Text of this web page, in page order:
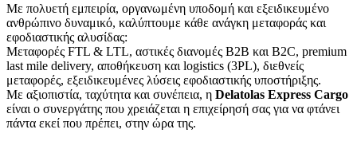
Με πολυετή εμπειρία, οργανωμένη υποδομή και εξειδικευμένο
ανθρώπινο δυναμικό, καλύπτουμε κάθε ανάγκη μεταφοράς και
εφοδιαστικής αλυσίδας:
Μεταφορές FTL & LTL, αστικές διανομές B2B και B2C, premium
last mile delivery, αποθήκευση και logistics (3PL), διεθνείς
μεταφορές, εξειδικευμένες λύσεις εφοδιαστικής υποστήριξης.
Με αξιοπιστία, ταχύτητα και συνέπεια, η Delatolas Express Cargo
είναι ο συνεργάτης που χρειάζεται η επιχείρησή σας για να φτάνει
πάντα εκεί που πρέπει, στην ώρα της.